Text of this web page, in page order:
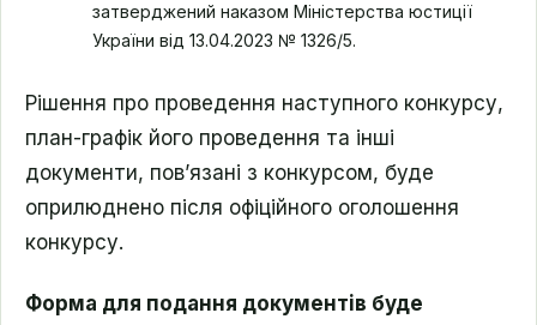
затверджений наказом Міністерства юстиції
України від 13.04.2023 № 1326/5.
Рішення про проведення наступного конкурсу,
план-графік його проведення та інші
документи, пов’язані з конкурсом, буде
оприлюднено після офіційного оголошення
конкурсу.
Форма для подання документів буде